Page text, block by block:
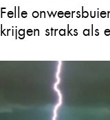
Felle
krijgen straks als